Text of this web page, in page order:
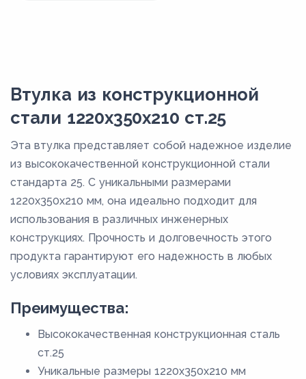
Втулка из конструкционной
стали 1220x350x210 ст.25
Эта втулка представляет собой надежное изделие
из высококачественной конструкционной стали
стандарта 25. С уникальными размерами
1220x350x210 мм, она идеально подходит для
использования в различных инженерных
конструкциях. Прочность и долговечность этого
продукта гарантируют его надежность в любых
условиях эксплуатации.
Преимущества:
Высококачественная конструкционная сталь
ст.25
Уникальные размеры 1220x350x210 мм